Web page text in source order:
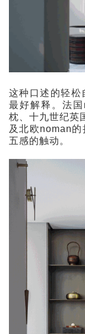
这种口述的轻松
最好解释。法
枕、十九世纪英
及北欧noman
五感的触动。